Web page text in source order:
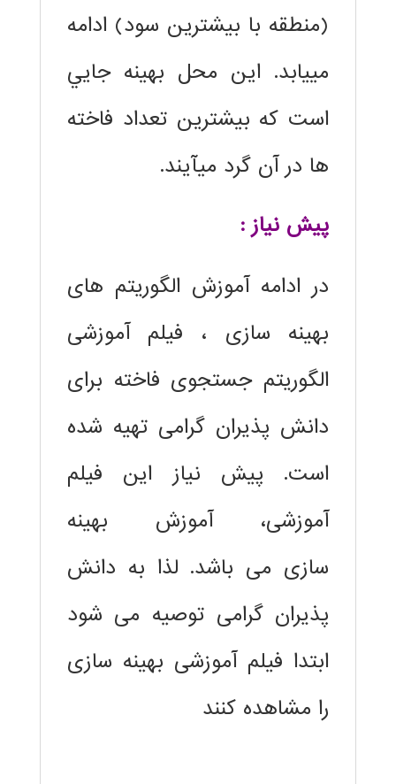
(منطقه با بيشترين سود) ادامه
مييابد. اين محل بهينه جايي
است كه بيشترين تعداد فاخته
ها در آن گرد ميآيند.
پیش نیاز :
در ادامه آموزش الگوریتم های
بهینه سازی ، فیلم آموزشی
الگوریتم جستجوی فاخته برای
دانش پذیران گرامی تهیه شده
است. پیش نیاز این فیلم
آموزشی،آموزش بهینه
سازی می باشد. لذا به دانش
پذیران گرامی توصیه می شود
ابتدا فیلم آموزشی بهینه سازی
را مشاهده کنند